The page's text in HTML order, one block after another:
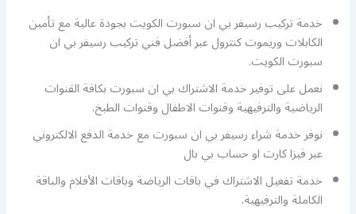
خدمة تركيب رسيفر بي ان سبورت الكويت بجودة عالية مع تأمين
الكابلات وريموت كنترول عبر أفضل فني تركيب رسيفر بي ان
سبورت الكويت.
نعمل على توفير خدمة الاشتراك بي ان سبورت بكافة القنوات
الرياضية والترفيهية وقنوات الاطفال وقنوات الطبخ.
نوفر خدمة شراء رسيفر بي ان سبورت مع خدمة الدفع الالكتروني
عبر فيزا كارت او حساب بي بال
خدمة تفعيل الاشتراك في باقات الرياضة وباقات الأفلام والباقة
الكاملة والترفيهية.